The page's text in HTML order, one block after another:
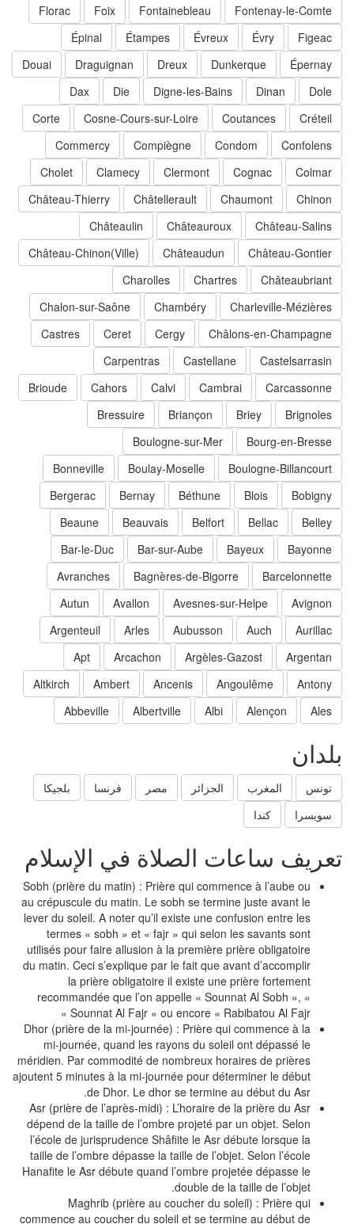
Fontenay-le-Comte
Fontainebleau
Foix
Florac
Figeac
Évry
Évreux
Étampes
Épinal
Épernay
Dunkerque
Dreux
Draguignan
Douai
Dole
Dinan
Digne-les-Bains
Créteil
Coutances
Cosne-Cours-sur-Loire
Corte
Confolens
Condom
Compiègne
Commercy
Colmar
Cognac
Clermont
Clamecy
Cholet
Chinon
Chaumont
Châtellerault
Château-Thierry
Château-Salins
Châteauroux
Châteaulin
Château-Gontier
Châteaudun
Château-Chinon(Ville)
Châteaubriant
Chartres
Charolles
Charleville-Mézières
Chambéry
Chalon-sur-Saône
Châlons-en-Champagne
Cergy
Ceret
Castres
Castelsarrasin
Castellane
Carpentras
Carcassonne
Cambrai
Calvi
Cahors
Brioude
Brignoles
Briey
Briançon
Bressuire
Bourg-en-Bresse
Boulogne-sur-Mer
Boulogne-Billancourt
Boulay-Moselle
Bonneville
Bobigny
Blois
Béthune
Bernay
Bergerac
Belley
Bellac
Belfort
Beauvais
Beaune
Bayonne
Bayeux
Bar-sur-Aube
Bar-le-Duc
Barcelonnette
Bagnères-de-Bigorre
Avranches
Avignon
Avesnes-sur-Helpe
Avallon
Autun
Aurillac
Auch
Aubusson
Arles
Argenteuil
Argentan
Argèles-Gazost
Arcachon
Antony
Angoulême
Ancenis
Ambert
Altkirch
Ales
Alençon
Albertville
Abbeville
تونس المغرب الجزائر مصر فرنسا
بلجيكا
سويسرا
ساعات الصلاة في الإسلام
Sobh (prière du matin) : Prière qui commence à l’aube ou
au crépuscule du matin. Le sobh se termine juste avant le
lever du soleil. A noter qu’il existe une confusion entre les
termes « sobh » et « fajr » qui selon les savants sont
utilisés pour faire allusion à la première prière obligatoire
du matin. Ceci s’explique par le fait que avant d’accomplir
la prière obligatoire il existe une prière fortement
recommandée que l’on appelle « Sounnat Al Sobh », «
Sounnat Al Fajr » ou encore « Rabibatou Al Fajr »
Dhor (prière de la mi-journée) : Prière qui commence à la
mi-journée, quand les rayons du soleil ont dépassé le
méridien. Par commodité de nombreux horaires de prières
ajoutent 5 minutes à la mi-journée pour déterminer le début
de Dhor. Le dhor se termine au début du Asr.
Asr (prière de l’après-midi) : L’horaire de la prière du Asr
dépend de la taille de l’ombre projeté par un objet. Selon
l’école de jurisprudence Shâfiite le Asr débute lorsque la
taille de l’ombre dépasse la taille de l’objet. Selon l’école
Hanafite le Asr débute quand l’ombre projetée dépasse le
double de la taille de l’objet.
Maghrib (prière au coucher du soleil) : Prière qui
commence au coucher du soleil et se termine au début de